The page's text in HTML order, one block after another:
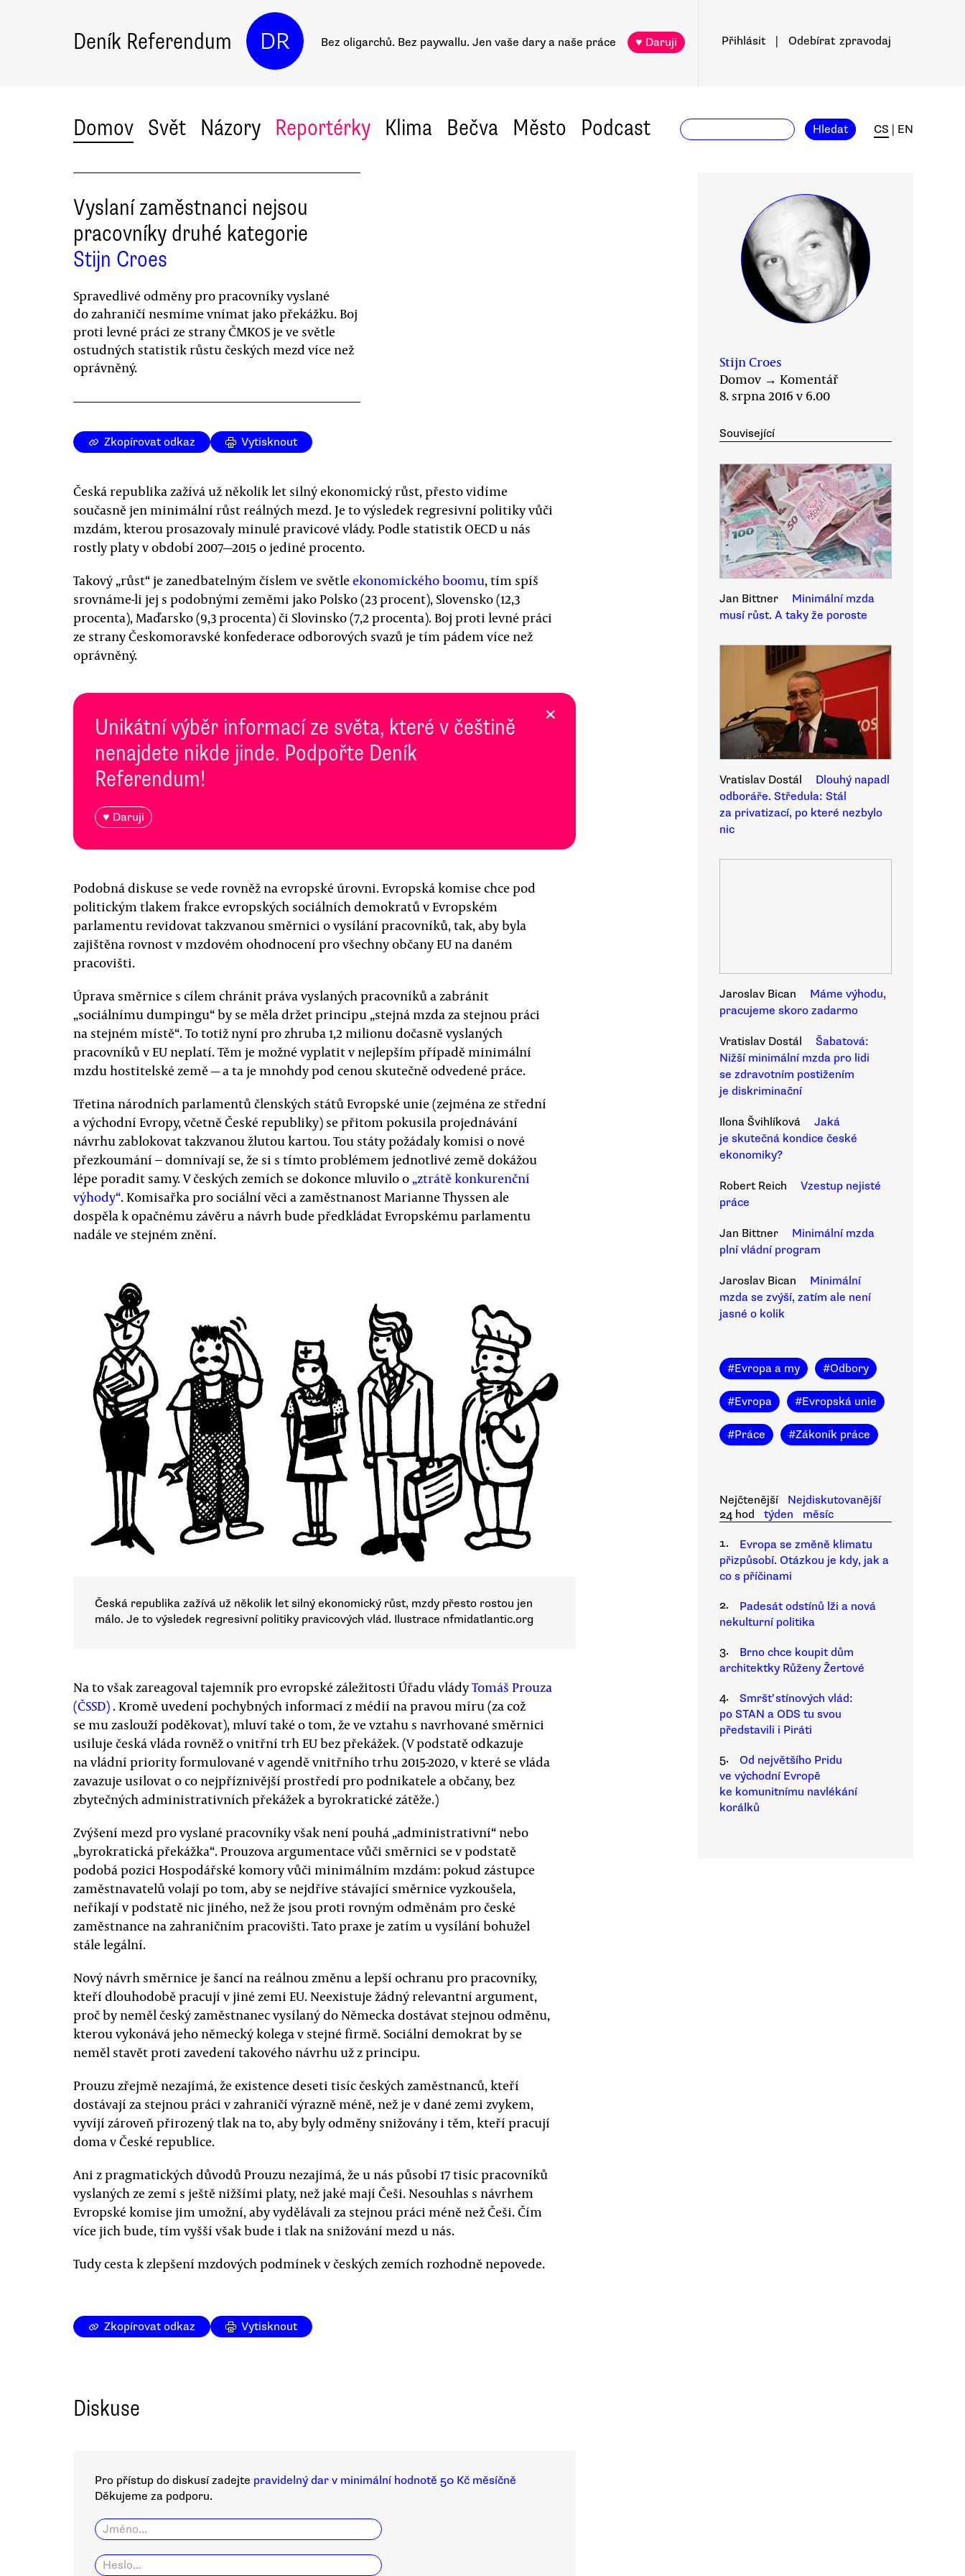
Deník Referendum DR Bez oligarchů. Bez paywallu. Jen vaše dary a naše práce ♥ Daruji Přihlásit Odebírat zpravodaj
Domov Svět Názory Reportérky Klima Bečva Město Podcast Hledat CS EN
Vyslaní zaměstnanci nejsou
pracovníky druhé kategorie
Stijn Croes
Spravedlivé odměny pro pracovníky vyslané
do zahraničí nesmíme vnímat jako překážku. Boj
proti levné práci ze strany ČMKOS je ve světle
ostudných statistik růstu českých mezd více než
oprávněný.
Zkopírovat odkaz Vytisknout
Česká republika zažívá už několik let silný ekonomický růst, přesto vidíme
současně jen minimální růst reálných mezd. Je to výsledek regresivní politiky vůči
mzdám, kterou prosazovaly minulé pravicové vlády. Podle statistik OECD u nás
rostly platy v období 2007—2015 o jediné procento.
Takový „růst“ je zanedbatelným číslem ve světleekonomického boomu, tím spíš
srovnáme-li jej s podobnými zeměmi jako Polsko (23 procent), Slovensko (12,3
procenta), Maďarsko (9,3 procenta) či Slovinsko (7,2 procenta). Boj proti levné práci
ze strany Českomoravské konfederace odborových svazů je tím pádem více než
oprávněný.
Unikátní výběr informací ze světa, které v češtině
nenajdete nikde jinde. Podpořte Deník
Referendum!
♥ Daruji
×
Podobná diskuse se vede rovněž na evropské úrovni. Evropská komise chce pod
politickým tlakem frakce evropských sociálních demokratů v Evropském
parlamentu revidovat takzvanou směrnici o vysílání pracovníků, tak, aby byla
zajištěna rovnost v mzdovém ohodnocení pro všechny občany EU na daném
pracovišti.
Úprava směrnice s cílem chránit práva vyslaných pracovníků a zabránit
„sociálnímu dumpingu“ by se měla držet principu „stejná mzda za stejnou práci
na stejném místě“. To totiž nyní pro zhruba 1,2 milionu dočasně vyslaných
pracovníků v EU neplatí. Těm je možné vyplatit v nejlepším případě minimální
mzdu hostitelské země — a ta je mnohdy pod cenou skutečně odvedené práce.
Třetina národních parlamentů členských států Evropské unie (zejména ze střední
a východní Evropy, včetně České republiky) se přitom pokusila projednávání
návrhu zablokovat takzvanou žlutou kartou. Tou státy požádaly komisi o nové
přezkoumání − domnívají se, že si s tímto problémem jednotlivé země dokážou
lépe poradit samy. V českých zemích se dokonce mluvilo o „ztrátě konkurenční
výhody“. Komisařka pro sociální věci a zaměstnanost Marianne Thyssen ale
dospěla k opačnému závěru a návrh bude předkládat Evropskému parlamentu
nadále ve stejném znění.
Česká republika zažívá už několik let silný ekonomický růst, mzdy přesto rostou jen
málo. Je to výsledek regresivní politiky pravicových vlád. Ilustrace nfmidatlantic.org
Na to však zareagoval tajemník pro evropské záležitosti Úřadu vládyTomáš Prouza
(ČSSD) . Kromě uvedení pochybných informací z médií na pravou míru (za což
se mu zaslouží poděkovat), mluví také o tom, že ve vztahu s navrhované směrnici
usiluje česká vláda rovněž o vnitřní trh EU bez překážek. (V podstatě odkazuje
na vládní priority formulované v agendě vnitřního trhu 2015-2020, v které se vláda
zavazuje usilovat o co nejpříznivější prostředí pro podnikatele a občany, bez
zbytečných administrativních překážek a byrokratické zátěže.)
Zvýšení mezd pro vyslané pracovníky však není pouhá „administrativní“ nebo
„byrokratická překážka“. Prouzova argumentace vůči směrnici se v podstatě
podobá pozici Hospodářské komory vůči minimálním mzdám: pokud zástupce
zaměstnavatelů volají po tom, aby se nejdříve stávající směrnice vyzkoušela,
neříkají v podstatě nic jiného, než že jsou proti rovným odměnám pro české
zaměstnance na zahraničním pracovišti. Tato praxe je zatím u vysílání bohužel
stále legální.
Nový návrh směrnice je šancí na reálnou změnu a lepší ochranu pro pracovníky,
kteří dlouhodobě pracují v jiné zemi EU. Neexistuje žádný relevantní argument,
proč by neměl český zaměstnanec vysílaný do Německa dostávat stejnou odměnu,
kterou vykonává jeho německý kolega v stejné firmě. Sociální demokrat by se
neměl stavět proti zavedení takového návrhu už z principu.
Prouzu zřejmě nezajímá, že existence deseti tisíc českých zaměstnanců, kteří
dostávají za stejnou práci v zahraničí výrazně méně, než je v dané zemi zvykem,
vyvíjí zároveň přirozený tlak na to, aby byly odměny snižovány i těm, kteří pracují
doma v České republice.
Ani z pragmatických důvodů Prouzu nezajímá, že u nás působí 17 tisíc pracovníků
vyslaných ze zemí s ještě nižšími platy, než jaké mají Češi. Nesouhlas s návrhem
Evropské komise jim umožní, aby vydělávali za stejnou práci méně než Češi. Čím
více jich bude, tím vyšší však bude i tlak na snižování mezd u nás.
Tudy cesta k zlepšení mzdových podmínek v českých zemích rozhodně nepovede.
Stijn Croes
Domov → Komentář
8. srpna 2016 v 6.00
Související
Jan Bittner
Minimální mzda
musí růst. A taky že poroste
Vratislav Dostál
Dlouhý napadl
odboráře. Středula: Stál
za privatizací, po které nezbylo
nic
Jaroslav Bican
Máme výhodu,
pracujeme skoro zadarmo
Vratislav Dostál
Šabatová:
Nižší minimální mzda pro lidi
se zdravotním postižením
je diskriminační
Ilona Švihlíková
Jaká
je skutečná kondice české
ekonomiky?
Robert Reich
Vzestup nejisté
práce
Jan Bittner
Minimální mzda
plní vládní program
Jaroslav Bican
Minimální
mzda se zvýší, zatím ale není
jasné o kolik
#Evropa a my #Odbory
#Evropa #Evropská unie
#Práce #Zákoník práce
Nejčtenější
Nejdiskutovanější
24 hod
týden
měsíc
1.
Evropa se změně klimatu
přizpůsobí. Otázkou je kdy, jak a
co s příčinami
2.
Padesát odstínů lži a nová
nekulturní politika
3.
Brno chce koupit dům
architektky Růženy Žertové
4.
Smršť stínových vlád:
po STAN a ODS tu svou
představili i Piráti
5.
Od největšího Pridu
ve východní Evropě
ke komunitnímu navlékání
korálků
Zkopírovat odkaz Vytisknout
Diskuse
Pro přístup do diskusí zadejte pravidelný dar v minimální hodnotě 50 Kč měsíčně
Děkujeme za podporu.